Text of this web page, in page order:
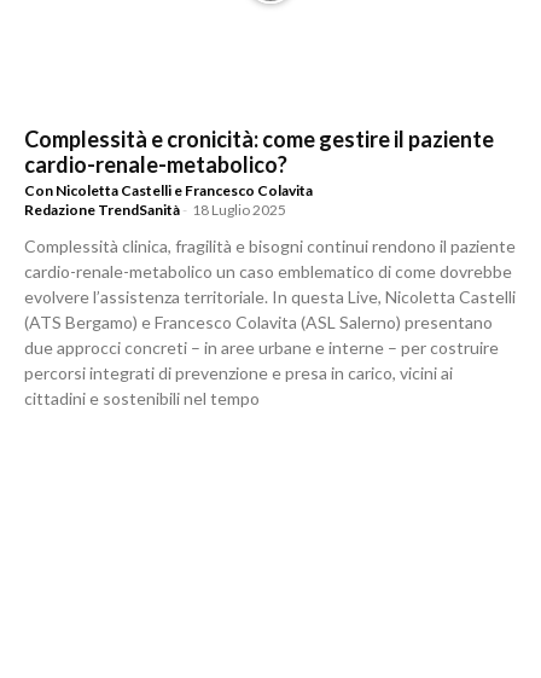
Complessità e cronicità: come gestire il paziente
cardio-renale-metabolico?
Con Nicoletta Castelli e Francesco Colavita
Redazione TrendSanità - 18 Luglio 2025
Complessità clinica, fragilità e bisogni continui rendono il paziente
cardio-renale-metabolico un caso emblematico di come dovrebbe
evolvere l’assistenza territoriale. In questa Live, Nicoletta Castelli
(ATS Bergamo) e Francesco Colavita (ASL Salerno) presentano
due approcci concreti – in aree urbane e interne – per costruire
percorsi integrati di prevenzione e presa in carico, vicini ai
cittadini e sostenibili nel tempo